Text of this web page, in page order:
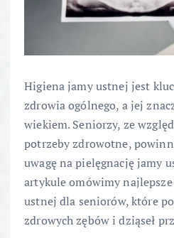
Higiena jamy ustnej jest
zdrowia ogólnego, a jej
wiekiem. Seniorzy, ze
potrzeby zdrowotne,
uwagę na pielęgnację jamy
artykule omówimy
ustnej dla seniorów, które
zdrowych zębów i dziąseł